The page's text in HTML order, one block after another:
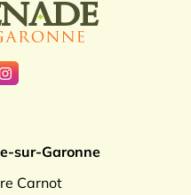
le compte Facebook
Lien vers le compte
sur-Garonne
Carnot